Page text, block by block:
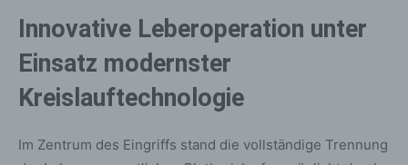
Innovative Leberoperation unter
Einsatz modernster
Kreislauftechnologie
Im Zentrum des Eingriffs stand die vollständige Trennung